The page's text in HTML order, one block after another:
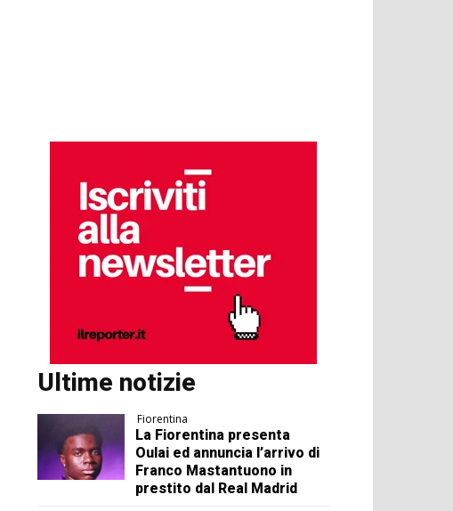
Ultime notizie
Fiorentina
La Fiorentina presenta
Oulai ed annuncia l’arrivo di
Franco Mastantuono in
prestito dal Real Madrid